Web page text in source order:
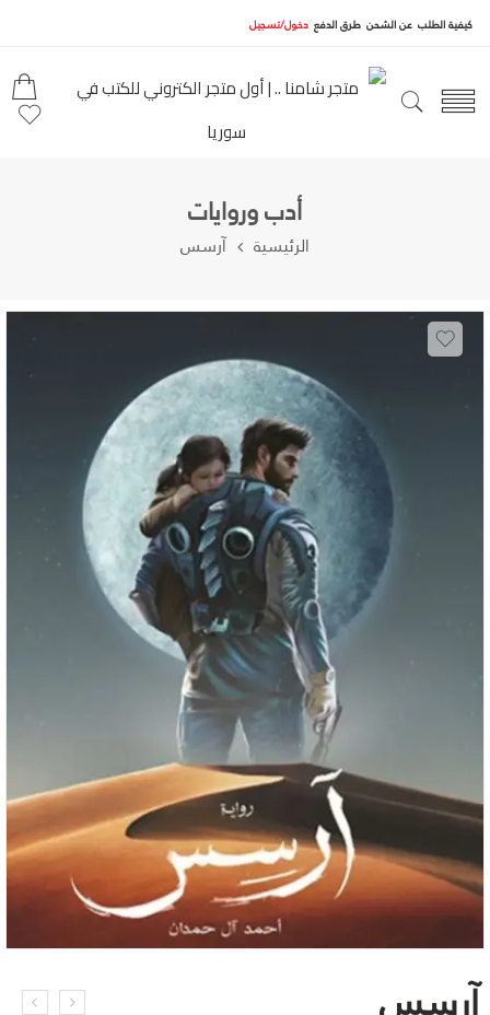
كيفية الطلب عن الشحن طرق الدفع دخول/تسجيل
أدب وروايات
الرئيسية آرسس